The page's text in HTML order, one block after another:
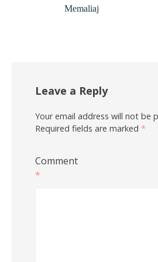
Memaliaj
Leave a Reply
Your email address will not be
Required fields are marked *
Comment
*